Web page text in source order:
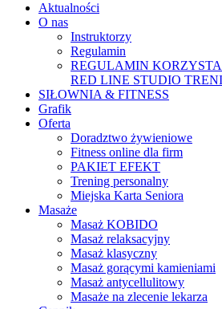
Aktualności
O nas
Instruktorzy
Regulamin
REGULAMIN
RED LINE STUDIO
SIŁOWNIA & FITNESS
Grafik
Oferta
Doradztwo żywieniowe
Fitness online dla firm
PAKIET EFEKT
Trening personalny
Miejska Karta Seniora
Masaże
Masaż KOBIDO
Masaż relaksacyjny
Masaż klasyczny
Masaż gorącymi kamieniami
Masaż antycellulitowy
Masaże na zlecenie lekarza